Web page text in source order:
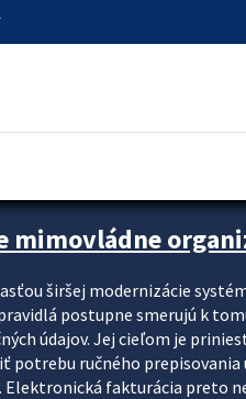
mimovládne
širšej modernizácie
postupne smerujú k
údajov. Jej cieľom je
potrebu ručného
fakturácia preto